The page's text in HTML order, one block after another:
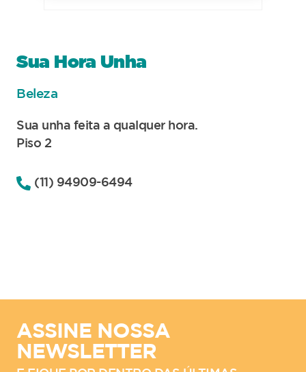
Sua Hora Unha
Beleza
Sua unha feita a qualquer hora.
Piso 2
(11) 94909-6494
ASSINE NOSSA
NEWSLETTER